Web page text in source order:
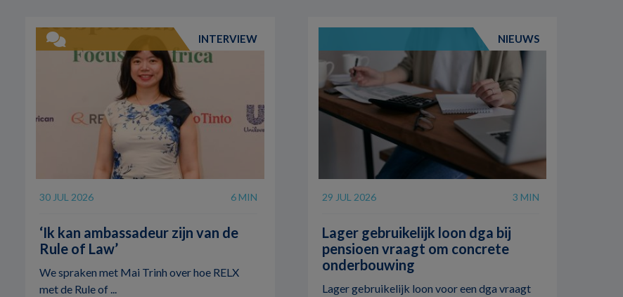
INTERVIEW
30 JUL 2026 6 MIN
‘Ik kan ambassadeur zijn van de
Rule of Law’
We spraken met Mai Trinh over hoe RELX
met de Rule of ...
NIEUWS
29 JUL 2026 3 MIN
Lager gebruikelijk loon dga bij
pensioen vraagt om concrete
onderbouwing
Lager gebruikelijk loon voor een dga vraagt